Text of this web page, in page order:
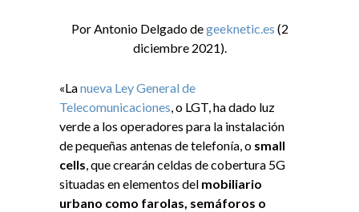
Por Antonio Delgado degeeknetic.es (2
diciembre 2021).
«Lanueva Ley General de
Telecomunicaciones, o LGT, ha dado luz
verde a los operadores para la instalación
de pequeñas antenas de telefonía, o small
cells, que crearán celdas de cobertura 5G
situadas en elementos del mobiliario
urbano como farolas, semáforos o